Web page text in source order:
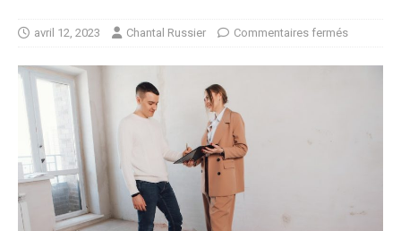
avril 12, 2023 Chantal Russier Commentaires fermés